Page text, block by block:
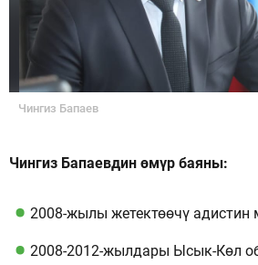
Чингиз Бапаев
Чингиз Бапаевдин өмүр баяны:
2008-жылы жетектөөчү адистин
2008-2012-жылдары Ысык-Көл